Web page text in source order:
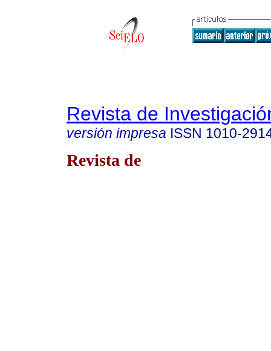
Revista de
versión impresa ISSN 1010-
Revista de